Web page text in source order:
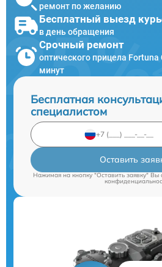
ремонт по желанию
Бесплатный выезд
в день обращения
Срочный ремонт
оптического прицела Fortuna
минут
Бесплатная
специалистом
Оставить
Нажимая на кнопку "Оставить заявку" Вы